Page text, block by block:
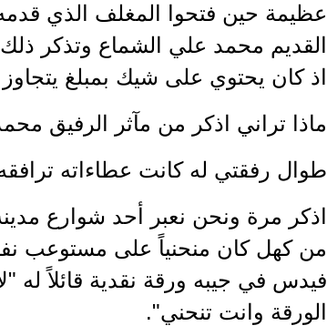
عظيمة حين فتحوا المغلف الذي
القديم محمد علي الشماع وتذكر
اذ كان يحتوي على شيك بمبلغ
ماذا تراني اذكر من مآثر الرفيق
طوال رفقتي له كانت عطاءاته
اذكر مرة ونحن نعبر أحد شوارع
من كهل كان منحنياً على مستوعب
فيدس في جيبه ورقة نقدية قائلاً
الورقة وانت تنحني".